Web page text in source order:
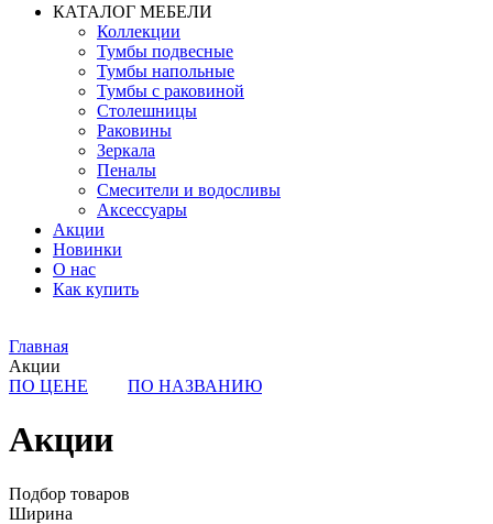
КАТАЛОГ МЕБЕЛИ
Коллекции
Тумбы подвесные
Тумбы напольные
Тумбы с раковиной
Столешницы
Раковины
Зеркала
Пеналы
Смесители и водосливы
Аксессуары
Акции
Новинки
О нас
Как купить
Главная
Акции
ПО ЦЕНЕ
ПО НАЗВАНИЮ
Акции
Подбор товаров
Ширина